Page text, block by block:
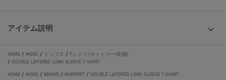
アイテム説明
HOME / MENS / トップス / Tシャツ/カットソー(長袖)
/ DOUBLE LAYERED LONG SLEEVE T-SHIRT
HOME / MENS / BRAND / NVRFRGT / DOUBLE LAYERED LONG SLEEVE T-SHIRT